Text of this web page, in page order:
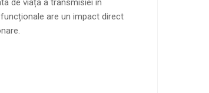
de viață a transmisiei în
are un impact direct